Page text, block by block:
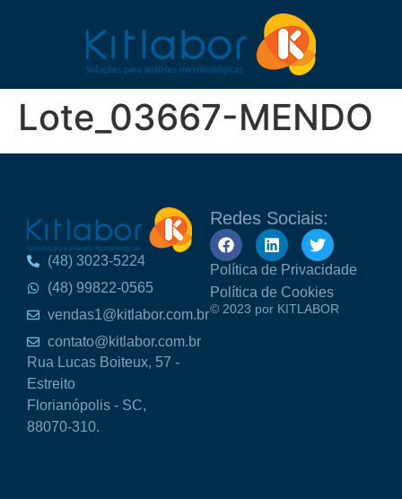
Lote_03667-MENDO
(48) 3023-5224
(48) 99822-0565
vendas1@kitlabor.com.br
contato@kitlabor.com.br
Rua Lucas Boiteux, 57 -
Estreito
Florianópolis - SC,
88070-310.
Redes Sociais:
Política de Privacidade
Política de Cookies
© 2023 por KITLABOR